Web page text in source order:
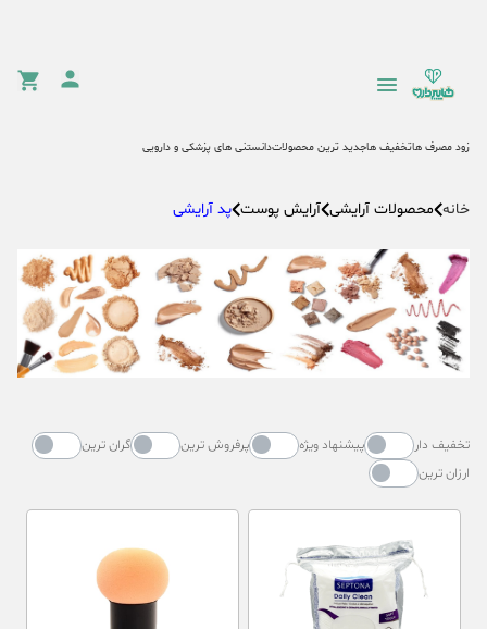
زود مصرف هاتخفیف هاجدید ترین محصولاتدانستنی های پزشکی و دارویی
خانه محصولات آرایشی آرایش پوست پد آرایشی
تخفیف دار پیشنهاد ویژه پرفروش ترین
گران ترین
ارزان ترین